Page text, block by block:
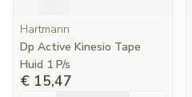
Hartmann
Dp Active Kinesio Tape
Huid 1 P/s
€ 15,47